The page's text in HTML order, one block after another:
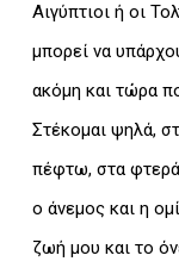
Αιγύπτιοι ή οι
μπορεί να
ακόμη και τώρα
Στέκομαι ψηλά,
πέφτω, στα
ο άνεμος και η
ζωή μου και το